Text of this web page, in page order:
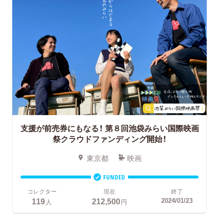
支援が前売券にもなる！ 第８回池袋みらい国際映画
祭クラウドファンディング開始！
東京都 映画
FUNDED
コレクター
119人
現在
212,500円
終了
2024/01/23